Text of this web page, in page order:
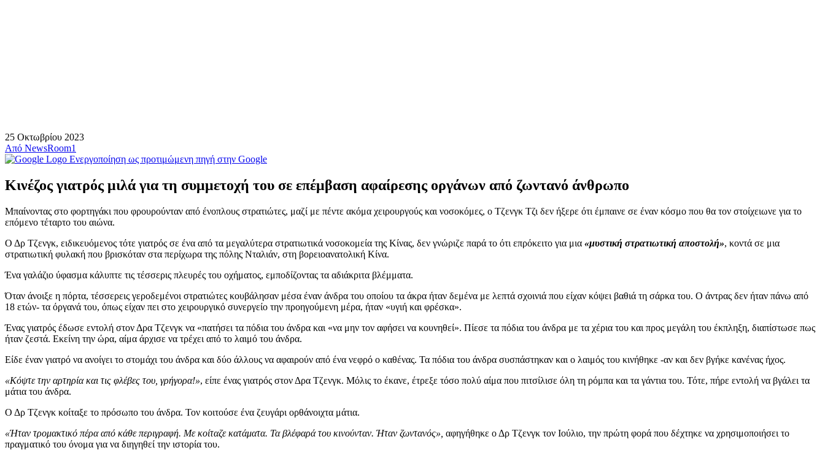
25 Οκτωβρίου 2023
Από NewsRoom1
Ενεργοποίηση ως προτιμώμενη πηγή στην Google
Κινέζος γιατρός μιλά για τη συμμετοχή του σε επέμβαση αφαίρεσης οργάνων από ζωντανό άνθρωπο
Μπαίνοντας στο φορτηγάκι που φρουρούνταν από ένοπλους στρατιώτες, μαζί με πέντε ακόμα χειρουργούς και νοσοκόμες, ο Τζενγκ Τζι δεν ήξερε ότι έμπαινε σε έναν κόσμο που θα τον στοίχειωνε για το
επόμενο τέταρτο του αιώνα.
Ο Δρ Τζενγκ, ειδικευόμενος τότε γιατρός σε ένα από τα μεγαλύτερα στρατιωτικά νοσοκομεία της Κίνας, δεν γνώριζε παρά το ότι επρόκειτο για μια «μυστική στρατιωτική αποστολή», κοντά σε μια
στρατιωτική φυλακή που βρισκόταν στα περίχωρα της πόλης Νταλιάν, στη βορειοανατολική Κίνα.
Ένα γαλάζιο ύφασμα κάλυπτε τις τέσσερις πλευρές του οχήματος, εμποδίζοντας τα αδιάκριτα βλέμματα.
Όταν άνοιξε η πόρτα, τέσσερεις γεροδεμένοι στρατιώτες κουβάλησαν μέσα έναν άνδρα του οποίου τα άκρα ήταν δεμένα με λεπτά σχοινιά που είχαν κόψει βαθιά τη σάρκα του. Ο άντρας δεν ήταν πάνω από
18 ετών- τα όργανά του, όπως είχαν πει στο χειρουργικό συνεργείο την προηγούμενη μέρα, ήταν «υγιή και φρέσκα».
Ένας γιατρός έδωσε εντολή στον Δρα Τζενγκ να «πατήσει τα πόδια του άνδρα και «να μην τον αφήσει να κουνηθεί». Πίεσε τα πόδια του άνδρα με τα χέρια του και προς μεγάλη του έκπληξη, διαπίστωσε πως
ήταν ζεστά. Εκείνη την ώρα, αίμα άρχισε να τρέχει από το λαιμό του άνδρα.
Είδε έναν γιατρό να ανοίγει το στομάχι του άνδρα και δύο άλλους να αφαιρούν από ένα νεφρό ο καθένας. Τα πόδια του άνδρα συσπάστηκαν και ο λαιμός του κινήθηκε -αν και δεν βγήκε κανένας ήχος.
«Κόψτε την αρτηρία και τις φλέβες του, γρήγορα!», είπε ένας γιατρός στον Δρα Τζενγκ. Μόλις το έκανε, έτρεξε τόσο πολύ αίμα που πιτσίλισε όλη τη ρόμπα και τα γάντια του. Τότε, πήρε εντολή να βγάλει τα
μάτια του άνδρα.
Ο Δρ Τζενγκ κοίταξε το πρόσωπο του άνδρα. Τον κοιτούσε ένα ζευγάρι ορθάνοιχτα μάτια.
«Ήταν τρομακτικό πέρα από κάθε περιγραφή. Με κοίταζε κατάματα. Τα βλέφαρά του κινούνταν. Ήταν ζωντανός», αφηγήθηκε ο Δρ Τζενγκ τον Ιούλιο, την πρώτη φορά που δέχτηκε να χρησιμοποιήσει το
πραγματικό του όνομα για να διηγηθεί την ιστορία του.